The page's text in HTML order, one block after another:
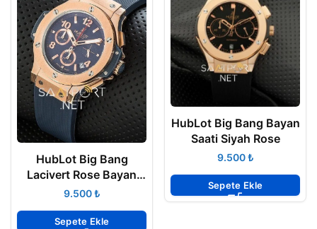
HubLot Big Bang
Lacivert Rose Bayan
Saati₺
Sepete Ekle
HubLot Big Bang Bayan
Saati Siyah Rose
₺
Sepete Ekle